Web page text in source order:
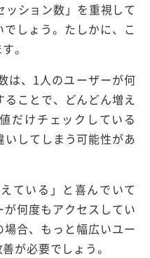
ッション数」を重視して
しょう。たしかに、こ
。
は、1人のユーザーが何
ことで、どんどん増え
だけチェックしている
してしまう可能性があ
ている」と喜んでいて
何度もアクセスしてい
合、もっと幅広いユー
が必要でしょう。